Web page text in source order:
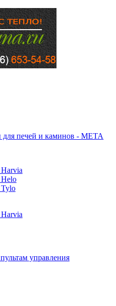
для печей и каминов - META
управления